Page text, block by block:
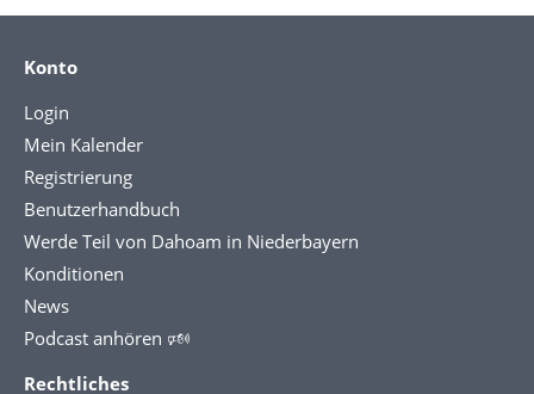
Konto
Login
Mein Kalender
Registrierung
Benutzerhandbuch
Werde Teil von Dahoam in Niederbayern
Konditionen
News
Podcast anhören 🕬
Rechtliches